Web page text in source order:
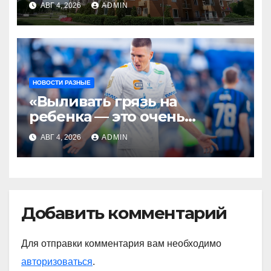
АВГ 4, 2026 ADMIN
НОВОСТИ РАЗНЫЕ
«Выливать грязь на
ребенка — это очень
мерзкая история» —
Радимов о ситуации с
сыном Соболева
АВГ 4, 2026 ADMIN
Добавить комментарий
Для отправки комментария вам необходимо
авторизоваться.